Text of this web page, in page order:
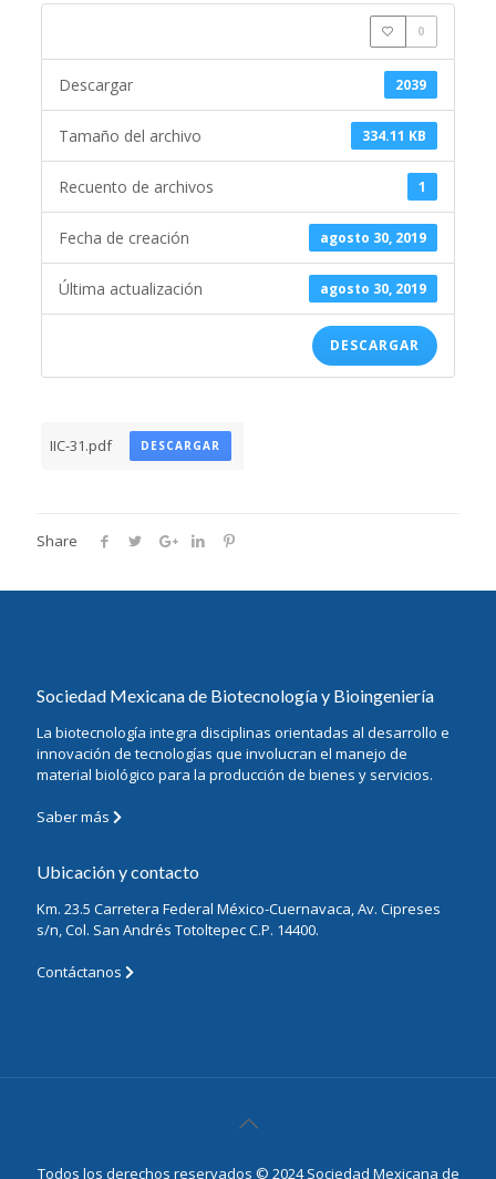
0
2039
Descargar
334.11 KB
Tamaño del archivo
1
Recuento de archivos
agosto 30, 2019
Fecha de creación
agosto 30, 2019
Última actualización
DESCARGAR
IIC-31.pdf DESCARGAR
Share
Sociedad Mexicana de Biotecnología y Bioingeniería
La biotecnología integra disciplinas orientadas al desarrollo e
innovación de tecnologías que involucran el manejo de
material biológico para la producción de bienes y servicios.
Saber más
Ubicación y contacto
Km. 23.5 Carretera Federal México-Cuernavaca, Av. Cipreses
s/n, Col. San Andrés Totoltepec C.P. 14400.
Contáctanos
Todos los derechos reservados © 2024 Sociedad Mexicana de